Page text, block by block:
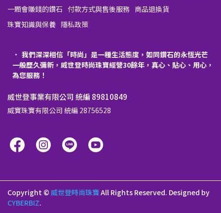
一顆會賺錢的鑽石 付款方式與售後服務 商品退換貨
珠寶知識與保養 隱私政策
我們深深相信「時尚」是一種生活態度，如同鑽石的永恆光芒
一般歷久彌新，威世登時尚珠寶經營30餘年，真心、貼心、用心，
為您服務！
威世登事業有限公司 統編 89810849
威寶珠寶有限公司 統編 28756528
Copyright © 威世登時尚珠寶 All Rights Reserved. Designed by
CYBERBIZ.